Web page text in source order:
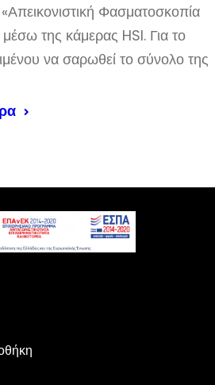
Φασματοσκοπία
της κάμερας HSI. Για το
να σαρωθεί το σύνολο της